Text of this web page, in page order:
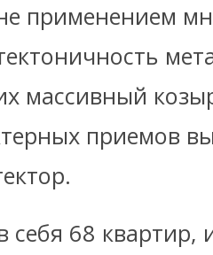
применением
массивный
приемов
68 квартир,